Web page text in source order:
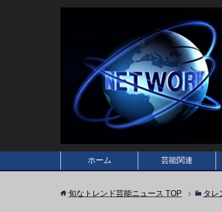
ホーム 芸能関連
旬なトレンド芸能ニュース TOP タレ